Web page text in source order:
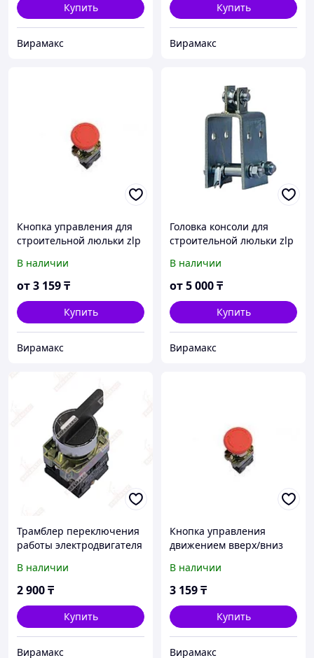
Купить
Вирамакс
Купить
Вирамакс
Кнопка управления для
строительной люльки zlp
В наличии
от3 159₸
Купить
Вирамакс
Головка консоли для
строительной люльки zlp
В наличии
от5 000₸
Купить
Вирамакс
Трамблер переключения
работы электродвигателя
В наличии
2 900₸
Купить
Вирамакс
Кнопка управления
движением вверх/вниз
zlp 630
В наличии
3 159₸
Купить
Вирамакс